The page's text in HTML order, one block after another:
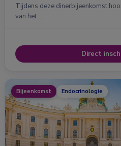
Tijdens deze dinerbijeenkomst
van het …
Direct
Bijeenkomst Endocrinologie